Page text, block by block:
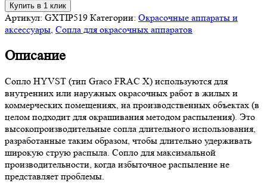
Купить в 1 клик
Артикул: GXTIP519 Категории: Окрасочные аппараты и
аксессуары Сопла для окрасочных аппаратов
Описание
Сопло HYVST (тип Graco FRAC X) используются для
внутренних или наружных окрасочных работ в жилых и
коммерческих помещениях, на производственных объектах (в
целом подходит для окрашивания методом распыления). Это
высокопроизводительные сопла длительного использования,
разработанные таким образом, чтобы длительно удерживать
широкую струю распыла. Сопло для максимальной
производительности, когда избыточное распыление не
представляет проблемы.